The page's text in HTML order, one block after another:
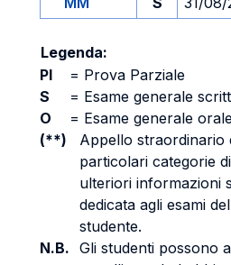
Legenda:
PI
= Prova Parziale
S
= Esame generale
O
= Esame generale
(**)
Appello straordinario
particolari categorie
ulteriori informazioni
dedicata agli esami
studente.
N.B. Gli studenti possono